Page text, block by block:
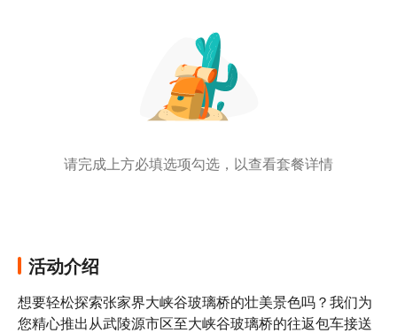
请完成上方必填选项勾选，以查看套餐详情
活动介绍
想要轻松探索张家界大峡谷玻璃桥的壮美景色吗？我们为
您精心推出从武陵源市区至大峡谷玻璃桥的往返包车接送